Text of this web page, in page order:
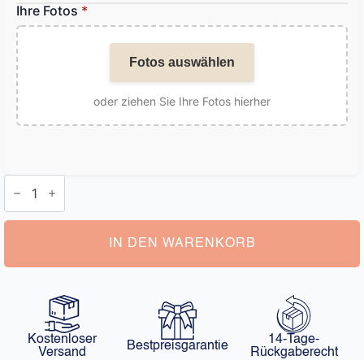
Ihre Fotos *
Fotos auswählen
oder ziehen Sie Ihre Fotos hierher
Personalisiertes
Kissen
Menge
IN DEN WARENKORB
Kostenloser
Versand
Bestpreisgarantie
14-Tage-
Rückgaberecht